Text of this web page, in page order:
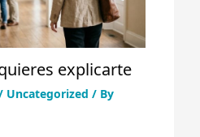
explicarte
Uncategorized / By